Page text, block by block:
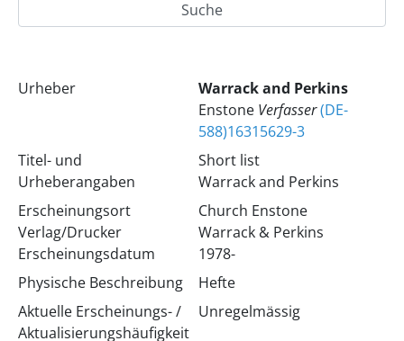
Urheber
Warrack and Perkins
Enstone Verfasser(DE-
588)16315629-3
Titel- und
Urheberangaben
Short list
Warrack and Perkins
Erscheinungsort
Verlag/Drucker
Erscheinungsdatum
Church Enstone
Warrack & Perkins
1978-
Physische Beschreibung
Hefte
Aktuelle Erscheinungs- /
Aktualisierungshäufigkeit
Unregelmässig